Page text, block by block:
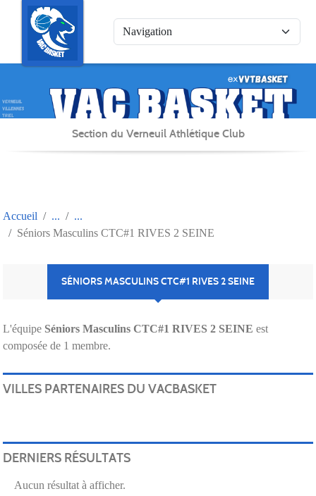
Section du Verneuil Athlétique Club
Accueil
Séniors Masculins CTC#1 RIVES 2 SEINE
SÉNIORS MASCULINS CTC#1 RIVES 2 SEINE
L'équipe Séniors Masculins CTC#1 RIVES 2 SEINE est
composée de 1 membre.
VILLES PARTENAIRES DU VACBASKET
DERNIERS RÉSULTATS
Aucun résultat à afficher.
Panneau de gestion des cookies